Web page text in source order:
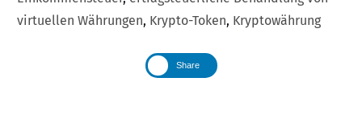
virtuellen Währungen, Krypto-Token, Kryptowährung
Share